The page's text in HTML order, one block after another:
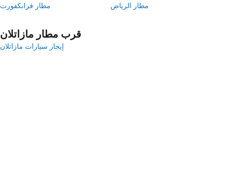
مطار فرانكفورت
مطار الرياض
قرب مطار مازاتلان
إيجار سيارات مازاتلان